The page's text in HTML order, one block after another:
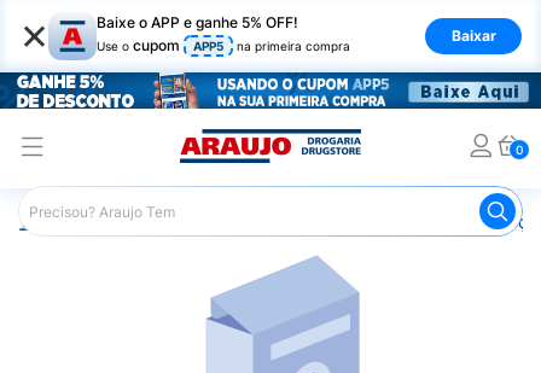
× Baixe o APP e ganhe 5% OFF!
Use o cupom APP5 na primeira compra
Baixar
0
Araujo Medicamentos Remédios para Alergias e